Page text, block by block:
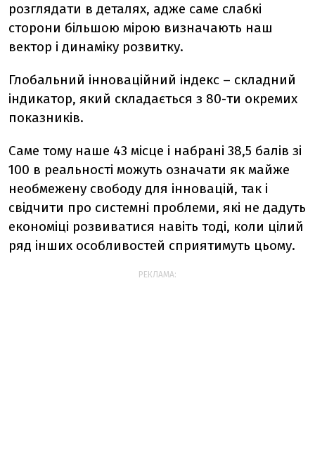
розглядати в деталях, адже саме слабкі
сторони більшою мірою визначають наш
вектор і динаміку розвитку.
Глобальний інноваційний індекс – складний
індикатор, який складається з 80-ти окремих
показників.
Саме тому наше 43 місце і набрані 38,5 балів зі
100 в реальності можуть означати як майже
необмежену свободу для інновацій, так і
свідчити про системні проблеми, які не дадуть
економіці розвиватися навіть тоді, коли цілий
ряд інших особливостей сприятимуть цьому.
РЕКЛАМА: